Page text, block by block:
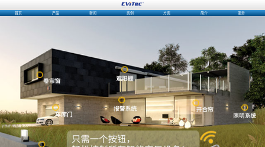
首页 产品 新闻 案例 方案 简介 服务